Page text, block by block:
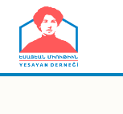
Skip to main content